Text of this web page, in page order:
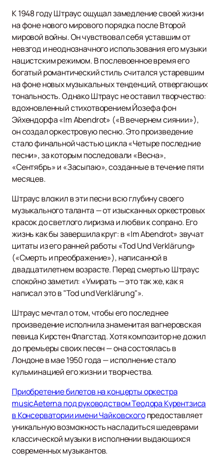
К 1948 году Штраус ощущал замедление своей жизни
на фоне нового мирового порядка после Второй
мировой войны. Он чувствовал себя уставшим от
невзгод и неоднозначного использования его музыки
нацистским режимом. В послевоенное время его
богатый романтический стиль считался устаревшим
на фоне новых музыкальных тенденций, отвергающих
тональность. Однако Штраус не оставил творчество:
вдохновленный стихотворением Йозефа фон
Эйхендорфа «Im Abendrot» («В вечернем сиянии»),
он создал оркестровую песню. Это произведение
стало финальной частью цикла «Четыре последние
песни», за которым последовали «Весна»,
«Сентябрь» и «Засыпаю», созданные в течение пяти
месяцев.
Штраус вложил в эти песни всю глубину своего
музыкального таланта — от изысканных оркестровых
красок до светлого лиризма и любви к сопрано. Его
жизнь как бы завершила круг: в «Im Abendrot» звучат
цитаты из его ранней работы «Tod Und Verklärung»
(«Смерть и преображение»), написанной в
двадцатилетнем возрасте. Перед смертью Штраус
спокойно заметил: «Умирать — это так же, как я
написал это в "Tod und Verklärung"».
Штраус мечтал о том, чтобы его последнее
произведение исполнила знаменитая вагнеровская
певица Кирстен Флагстад. Хотя композитор не дожил
до премьеры своих песен — она состоялась в
Лондоне в мае 1950 года — исполнение стало
кульминацией его жизни и творчества.
Приобретение билетов на концерты оркестра
musicAeterna под руководством Теодора Курентзиса
в Консерватории имени Чайковскогопредоставляет
уникальную возможность насладиться шедеврами
классической музыки в исполнении выдающихся
современных музыкантов.